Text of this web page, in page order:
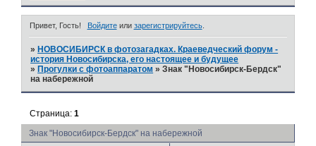
Привет, Гость! Войдитеили зарегистрируйтесь.
» НОВОСИБИРСК в фотозагадках. Краеведческий форум -
история Новосибирска, его настоящее и будущее
» Прогулки с фотоаппаратом »Знак "Новосибирск-Бердск"
на набережной
Знак "Новосибирск-Бердск" на набережной
Страница:1